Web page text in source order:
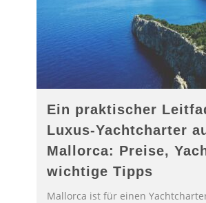
Ein praktischer
Luxus-Yachtcharter
Mallorca: Preise,
wichtige Tipps
Mallorca ist für einen